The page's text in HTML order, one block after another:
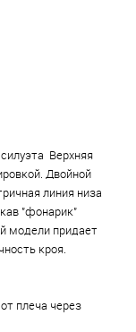
Верхняя
Двойной
линия низа
"фонарик"
модели придает
кроя.
плеча через